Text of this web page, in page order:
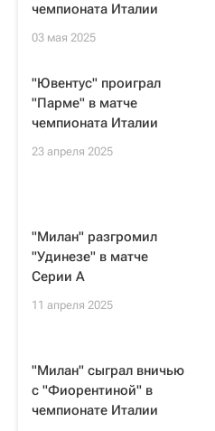
чемпионата Италии
03 мая 2025
"Ювентус" проиграл
"Парме" в матче
чемпионата Италии
23 апреля 2025
"Милан" разгромил
"Удинезе" в матче
Серии А
11 апреля 2025
"Милан" сыграл вничью
с "Фиорентиной" в
чемпионате Италии